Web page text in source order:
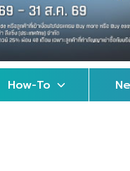
How-To